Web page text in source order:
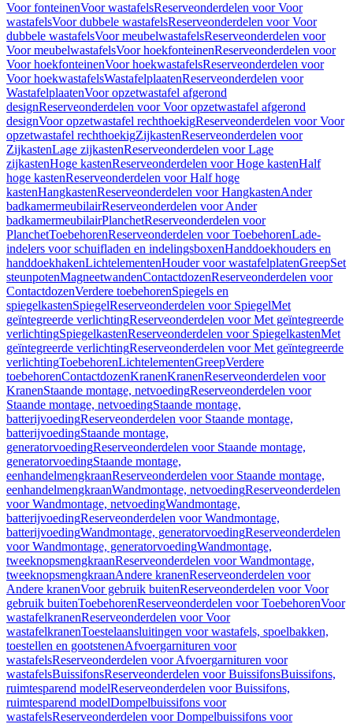
Voor fonteinenVoor wastafelsReserveonderdelen voor Voor
wastafelsVoor dubbele wastafelsReserveonderdelen voor Voor
dubbele wastafelsVoor meubelwastafelsReserveonderdelen voor
Voor meubelwastafelsVoor hoekfonteinenReserveonderdelen voor
Voor hoekfonteinenVoor hoekwastafelsReserveonderdelen voor
Voor hoekwastafelsWastafelplaatenReserveonderdelen voor
WastafelplaatenVoor opzetwastafel afgerond
designReserveonderdelen voor Voor opzetwastafel afgerond
designVoor opzetwastafel rechthoekigReserveonderdelen voor Voor
opzetwastafel rechthoekigZijkastenReserveonderdelen voor
ZijkastenLage zijkastenReserveonderdelen voor Lage
zijkastenHoge kastenReserveonderdelen voor Hoge kastenHalf
hoge kastenReserveonderdelen voor Half hoge
kastenHangkastenReserveonderdelen voor HangkastenAnder
badkamermeubilairReserveonderdelen voor Ander
badkamermeubilairPlanchetReserveonderdelen voor
PlanchetToebehorenReserveonderdelen voor ToebehorenLade-
indelers voor schuifladen en indelingsboxenHanddoekhouders en
handdoekhakenLichtelementenHouder voor wastafelplatenGreepSet
steunpotenMagneetwandenContactdozenReserveonderdelen voor
ContactdozenVerdere toebehorenSpiegels en
spiegelkastenSpiegelReserveonderdelen voor SpiegelMet
geïntegreerde verlichtingReserveonderdelen voor Met geïntegreerde
verlichtingSpiegelkastenReserveonderdelen voor SpiegelkastenMet
geïntegreerde verlichtingReserveonderdelen voor Met geïntegreerde
verlichtingToebehorenLichtelementenGreepVerdere
toebehorenContactdozenKranenKranenReserveonderdelen voor
KranenStaande montage, netvoedingReserveonderdelen voor
Staande montage, netvoedingStaande montage,
batterijvoedingReserveonderdelen voor Staande montage,
batterijvoedingStaande montage,
generatorvoedingReserveonderdelen voor Staande montage,
generatorvoedingStaande montage,
eenhandelmengkraanReserveonderdelen voor Staande montage,
eenhandelmengkraanWandmontage, netvoedingReserveonderdelen
voor Wandmontage, netvoedingWandmontage,
batterijvoedingReserveonderdelen voor Wandmontage,
batterijvoedingWandmontage, generatorvoedingReserveonderdelen
voor Wandmontage, generatorvoedingWandmontage,
tweeknopsmengkraanReserveonderdelen voor Wandmontage,
tweeknopsmengkraanAndere kranenReserveonderdelen voor
Andere kranenVoor gebruik buitenReserveonderdelen voor Voor
gebruik buitenToebehorenReserveonderdelen voor ToebehorenVoor
wastafelkranenReserveonderdelen voor Voor
wastafelkranenToestelaansluitingen voor wastafels, spoelbakken,
toestellen en gootstenenAfvoergarnituren voor
wastafelsReserveonderdelen voor Afvoergarnituren voor
wastafelsBuissifonsReserveonderdelen voor BuissifonsBuissifons,
ruimtesparend modelReserveonderdelen voor Buissifons,
ruimtesparend modelDompelbuissifons voor
wastafelsReserveonderdelen voor Dompelbuissifons voor